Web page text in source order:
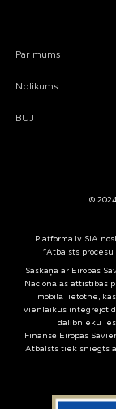
Par mums
Nolikums
BUJ
©
Platforma.lv SIA
"Atbalsts procesu
Saskaņā ar Eiropas
Nacionālās attīstības
mobilā lietotne,
vienlaikus integrējot
dalībnieku
Finansē Eiropas
Atbalsts tiek sniegts